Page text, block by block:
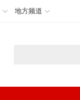
地方频道